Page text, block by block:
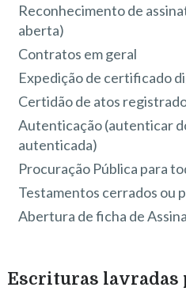
Reconhecimento de
aberta)
Contratos em geral
Expedição de certificado
Certidão de atos
Autenticação (autenticar
autenticada)
Procuração Pública para
Testamentos cerrados ou
Abertura de ficha de
Escrituras lavradas